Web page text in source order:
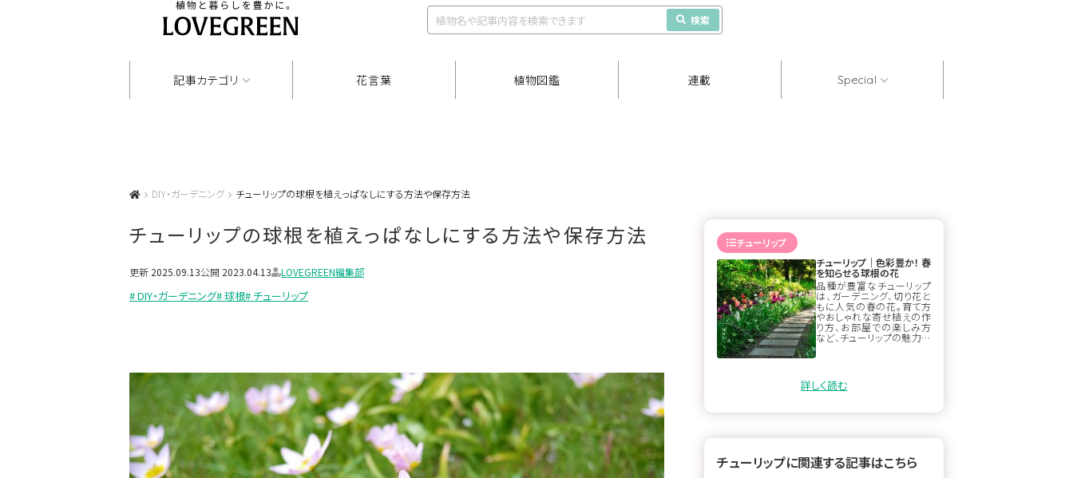
検索
記事カテゴリ 花言葉 植物図鑑 連載 Special
DIY・ガーデニング チューリップの球根を植えっぱなしにする方法や保存方法
チューリップの球根を植えっぱなしにする方法や保存方法
更新 2025.09.13公開 2023.04.13 LOVEGREEN編集部
# DIY・ガーデニング# 球根# チューリップ
チューリップ
チューリップ｜色彩豊か！ 春
を知らせる球根の花
品種が豊富なチューリップ
は、ガーデニング、切り花と
もに人気の春の花。育て方
やおしゃれな寄せ植えの作
り方、お部屋での楽しみ方
など、チューリップの魅力に
詳しく読む
チューリップに関連する記事はこちら